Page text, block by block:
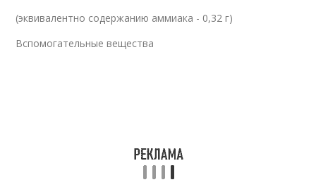
(эквивалентно содержанию аммиака - 0,32 г)
Вспомогательные вещества